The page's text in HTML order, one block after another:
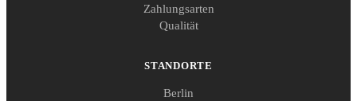
Zahlungsarten
Qualität
STANDORTE
Berlin